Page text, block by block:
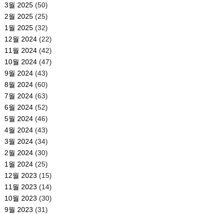
3월 2025(50)
2월 2025(25)
1월 2025(32)
12월 2024(22)
11월 2024(42)
10월 2024(47)
9월 2024(43)
8월 2024(60)
7월 2024(63)
6월 2024(52)
5월 2024(46)
4월 2024(43)
3월 2024(34)
2월 2024(30)
1월 2024(25)
12월 2023 (15)
11월 2023 (14)
10월 2023 (30)
9월 2023 (31)